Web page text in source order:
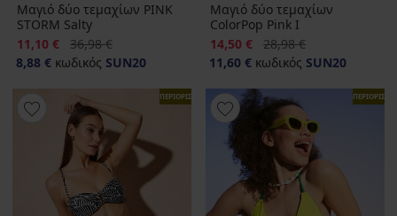
Μαγιό δύο τεμαχίων PINK
STORM Salty
Έκπτωση
11,10 € Αρχική τιμή
36,98 €
8,88 € κωδικός SUN20
Μαγιό δύο τεμαχίων
ColorPop Pink I
Έκπτωση
14,50 € Αρχική τιμή
28,98 €
11,60 € κωδικός SUN20
ΠΕΡΙΟΡΙΣΜΕΝΑ